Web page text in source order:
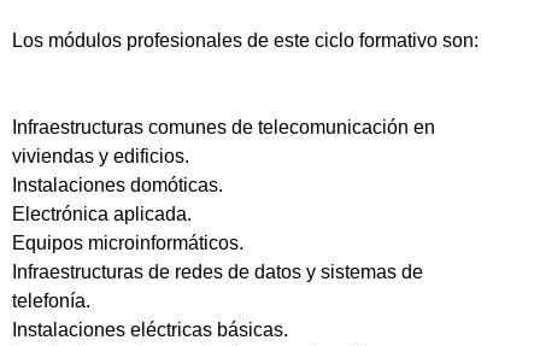
Los módulos profesionales de este ciclo formativo son:
Infraestructuras comunes de telecomunicación en
viviendas y edificios.
Instalaciones domóticas.
Electrónica aplicada.
Equipos microinformáticos.
Infraestructuras de redes de datos y sistemas de
telefonía.
Instalaciones eléctricas básicas.